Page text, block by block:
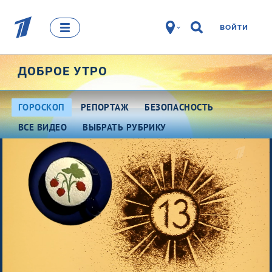
ВОЙТИ
ДОБРОЕ УТРО
ГОРОСКОП РЕПОРТАЖ
БЕЗОПАСНОСТЬ
ВСЕ ВИДЕО
Про деньги
Между тем
Наши гости
Про культуру
Разговоры о важном
ВЫБРАТЬ РУБРИКУ